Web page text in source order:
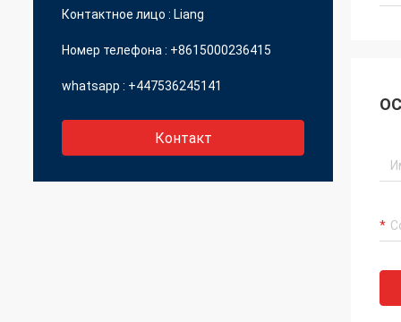
горнодобывающих машин
Контактное лицо : Liang
Номер телефона : +8615000236415
whatsapp : +447536245141
Контакт